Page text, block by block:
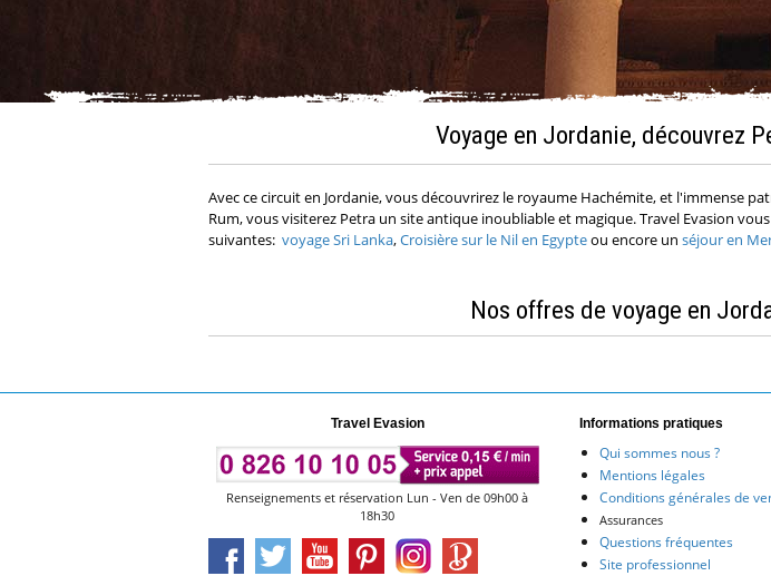
Voyage en Jordanie, découvrez
Avec ce circuit en Jordanie, vous découvrirez le royaume Hachémite, et l'immense
Rum, vous visiterez Petra un site antique inoubliable et magique. Travel Evasion
suivantes: voyage Sri Lanka,Croisière sur le Nil en Egypteou encore un séjour en
Nos offres de voyage en
Travel Evasion
Renseignements et réservation Lun - Ven de 09h00 à
18h30
Informations pratiques
Qui sommes nous ?
Mentions légales
Conditions générales de
Assurances
Questions fréquentes
Site professionnel